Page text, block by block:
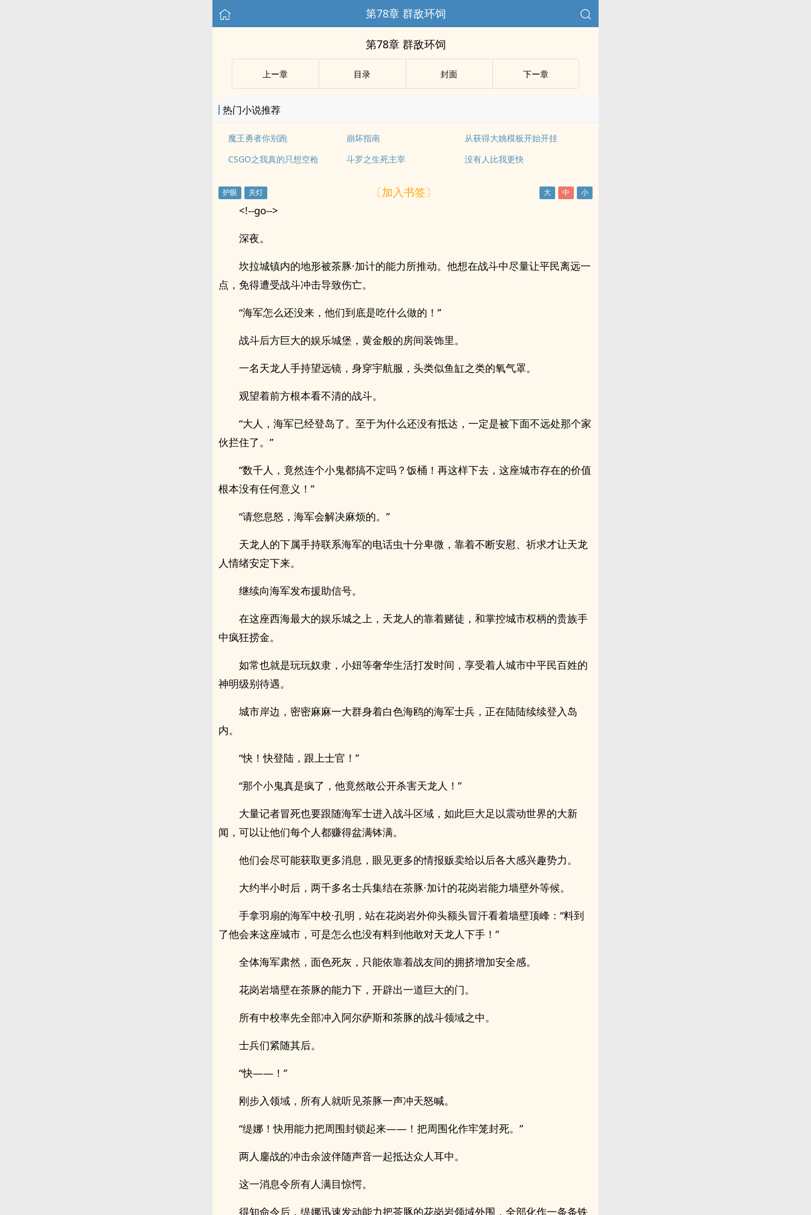
第78章 群敌环饲
第78章 群敌环饲
上ー章 目录 封面 下ー章
热门小说推荐
魔王勇者你别跑 崩坏指南
从获得大姚模板开始开挂
CSGO之我真的只想空枪
斗罗之生死主宰 没有人比我更快
〔加入书签〕
<!--go-->
深夜。
坎拉城镇内的地形被茶豚·加计的能力所推动。他想在战斗中尽量让平民离远一
点，免得遭受战斗冲击导致伤亡。
“海军怎么还没来，他们到底是吃什么做的！”
战斗后方巨大的娱乐城堡，黄金般的房间装饰里。
一名天龙人手持望远镜，身穿宇航服，头类似鱼缸之类的氧气罩。
观望着前方根本看不清的战斗。
“大人，海军已经登岛了。至于为什么还没有抵达，一定是被下面不远处那个家
伙拦住了。”
“数千人，竟然连个小鬼都搞不定吗？饭桶！再这样下去，这座城市存在的价值
根本没有任何意义！”
“请您息怒，海军会解决麻烦的。”
天龙人的下属手持联系海军的电话虫十分卑微，靠着不断安慰、祈求才让天龙
人情绪安定下来。
继续向海军发布援助信号。
在这座西海最大的娱乐城之上，天龙人的靠着赌徒，和掌控城市权柄的贵族手
中疯狂捞金。
如常也就是玩玩奴隶，小妞等奢华生活打发时间，享受着人城市中平民百姓的
神明级别待遇。
城市岸边，密密麻麻一大群身着白色海鸥的海军士兵，正在陆陆续续登入岛
内。
“快！快登陆，跟上士官！”
“那个小鬼真是疯了，他竟然敢公开杀害天龙人！”
大量记者冒死也要跟随海军士进入战斗区域，如此巨大足以震动世界的大新
闻，可以让他们每个人都赚得盆满钵满。
他们会尽可能获取更多消息，眼见更多的情报贩卖给以后各大感兴趣势力。
大约半小时后，两千多名士兵集结在茶豚·加计的花岗岩能力墙壁外等候。
手拿羽扇的海军中校·孔明，站在花岗岩外仰头额头冒汗看着墙壁顶峰：“料到
了他会来这座城市，可是怎么也没有料到他敢对天龙人下手！”
全体海军肃然，面色死灰，只能依靠着战友间的拥挤增加安全感。
花岗岩墙壁在茶豚的能力下，开辟出一道巨大的门。
所有中校率先全部冲入阿尔萨斯和茶豚的战斗领域之中。
士兵们紧随其后。
“快——！”
刚步入领域，所有人就听见茶豚一声冲天怒喊。
“缇娜！快用能力把周围封锁起来——！把周围化作牢笼封死。”
两人鏖战的冲击余波伴随声音一起抵达众人耳中。
这一消息令所有人满目惊愕。
得知命令后，缇娜迅速发动能力把茶豚的花岗岩领域外围，全部化作一条条铁